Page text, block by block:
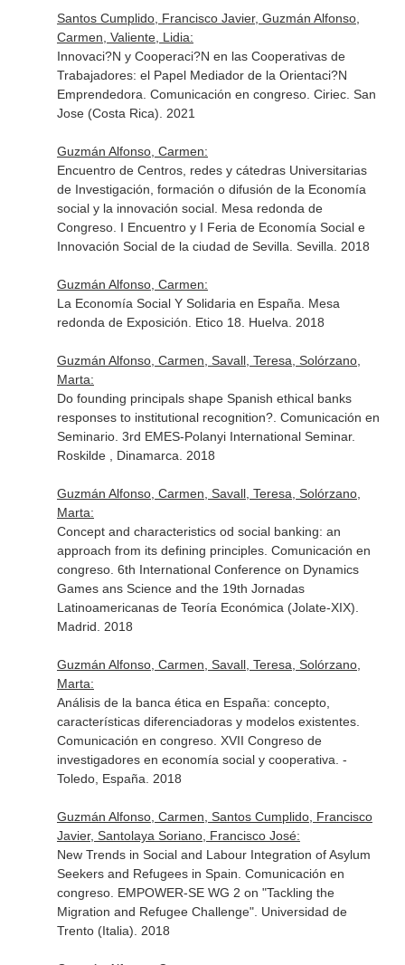
Santos Cumplido, Francisco Javier, Guzmán Alfonso,
Carmen, Valiente, Lidia:
Innovaci?N y Cooperaci?N en las Cooperativas de
Trabajadores: el Papel Mediador de la Orientaci?N
Emprendedora. Comunicación en congreso. Ciriec. San
Jose (Costa Rica). 2021
Guzmán Alfonso, Carmen:
Encuentro de Centros, redes y cátedras Universitarias
de Investigación, formación o difusión de la Economía
social y la innovación social. Mesa redonda de
Congreso. I Encuentro y I Feria de Economía Social e
Innovación Social de la ciudad de Sevilla. Sevilla. 2018
Guzmán Alfonso, Carmen:
La Economía Social Y Solidaria en España. Mesa
redonda de Exposición. Etico 18. Huelva. 2018
Guzmán Alfonso, Carmen, Savall, Teresa, Solórzano,
Marta:
Do founding principals shape Spanish ethical banks
responses to institutional recognition?. Comunicación en
Seminario. 3rd EMES-Polanyi International Seminar.
Roskilde , Dinamarca. 2018
Guzmán Alfonso, Carmen, Savall, Teresa, Solórzano,
Marta:
Concept and characteristics od social banking: an
approach from its defining principles. Comunicación en
congreso. 6th International Conference on Dynamics
Games ans Science and the 19th Jornadas
Latinoamericanas de Teoría Económica (Jolate-XIX).
Madrid. 2018
Guzmán Alfonso, Carmen, Savall, Teresa, Solórzano,
Marta:
Análisis de la banca ética en España: concepto,
características diferenciadoras y modelos existentes.
Comunicación en congreso. XVII Congreso de
investigadores en economía social y cooperativa. -
Toledo, España. 2018
Guzmán Alfonso, Carmen, Santos Cumplido, Francisco
Javier, Santolaya Soriano, Francisco José:
New Trends in Social and Labour Integration of Asylum
Seekers and Refugees in Spain. Comunicación en
congreso. EMPOWER-SE WG 2 on "Tackling the
Migration and Refugee Challenge". Universidad de
Trento (Italia). 2018